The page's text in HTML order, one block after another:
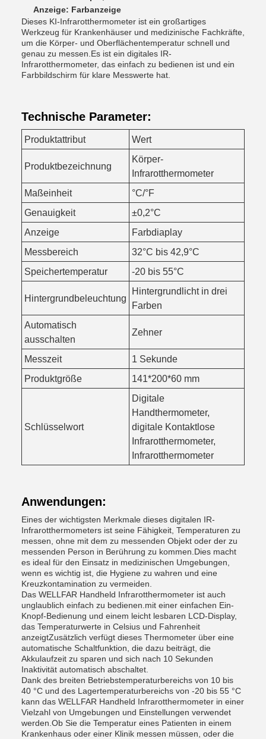
Anzeige: Farbanzeige
Dieses KI-Infrarotthermometer ist ein großartiges
Werkzeug für Krankenhäuser und medizinische Fachkräfte,
um die Körper- und Oberflächentemperatur schnell und
genau zu messen.Es ist ein digitales IR-
Infrarotthermometer, das einfach zu bedienen ist und ein
Farbbildschirm für klare Messwerte hat.
Technische Parameter:
Produktattribut Wert
Produktbezeichnung
Körper-
Infrarotthermometer
Maßeinheit
°C/°F
Genauigkeit
±0,2°C
Anzeige
Farbdiaplay
Messbereich
32°C bis 42,9°C
Speichertemperatur
-20 bis 55°C
Hintergrundbeleuchtung
Hintergrundlicht in drei
Farben
Automatisch
ausschalten
Zehner
Messzeit
1 Sekunde
Produktgröße
141*200*60 mm
Schlüsselwort
Digitale
Handthermometer,
digitale Kontaktlose
Infrarotthermometer,
Infrarotthermometer
Anwendungen:
Eines der wichtigsten Merkmale dieses digitalen IR-
Infrarotthermometers ist seine Fähigkeit, Temperaturen zu
messen, ohne mit dem zu messenden Objekt oder der zu
messenden Person in Berührung zu kommen.Dies macht
es ideal für den Einsatz in medizinischen Umgebungen,
wenn es wichtig ist, die Hygiene zu wahren und eine
Kreuzkontamination zu vermeiden.
Das WELLFAR Handheld Infrarotthermometer ist auch
unglaublich einfach zu bedienen.mit einer einfachen Ein-
Knopf-Bedienung und einem leicht lesbaren LCD-Display,
das Temperaturwerte in Celsius und Fahrenheit
anzeigtZusätzlich verfügt dieses Thermometer über eine
automatische Schaltfunktion, die dazu beiträgt, die
Akkulaufzeit zu sparen und sich nach 10 Sekunden
Inaktivität automatisch abschaltet.
Dank des breiten Betriebstemperaturbereichs von 10 bis
40 °C und des Lagertemperaturbereichs von -20 bis 55 °C
kann das WELLFAR Handheld Infrarotthermometer in einer
Vielzahl von Umgebungen und Einstellungen verwendet
werden.Ob Sie die Temperatur eines Patienten in einem
Krankenhaus oder einer Klinik messen müssen, oder die